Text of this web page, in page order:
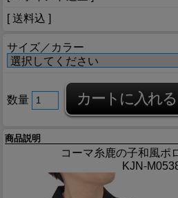
[ 送料込 ]
サイズ／カラー
数量
商品説明
コーマ糸鹿の子和風ポ
KJN-